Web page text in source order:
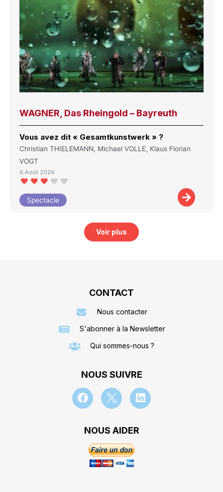
WAGNER, Das Rheingold – Bayreuth
Vous avez dit « Gesamtkunstwerk » ?
Christian THIELEMANN, Michael VOLLE, Klaus Florian
VOGT
6 Août 2026
Spectacle
Voir plus
CONTACT
Nous contacter
S'abonner à la Newsletter
Qui sommes-nous ?
NOUS SUIVRE
NOUS AIDER